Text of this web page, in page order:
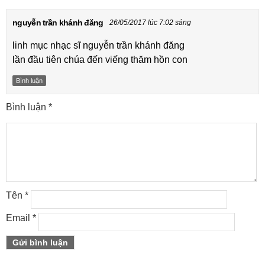
nguyễn trần khánh đăng 26/05/2017 lúc 7:02 sáng
linh mục nhạc sĩ nguyễn trần khánh đăng
lần đầu tiên chúa đến viếng thăm hồn con
Bình luận
Bình luận *
Tên *
Email *